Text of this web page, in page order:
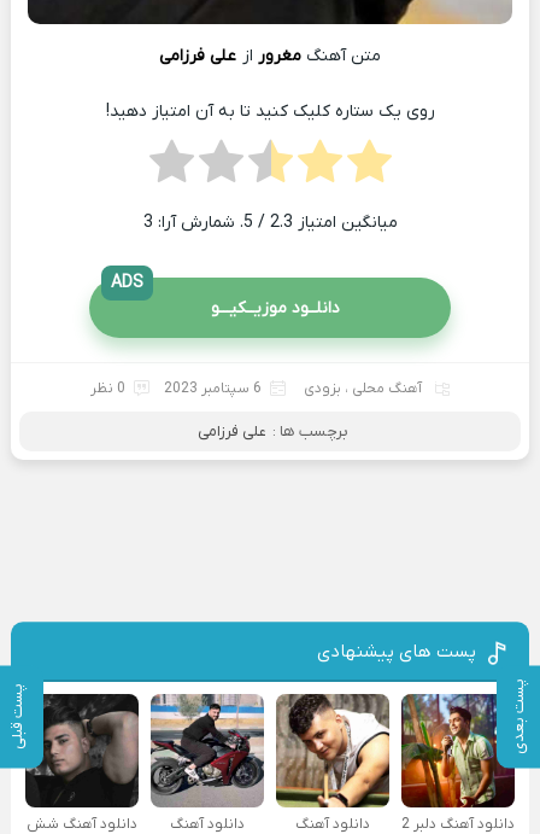
پست بعدی پست قبلی
متن آهنگ مغرور از علی فرزامی
روی یک ستاره کلیک کنید تا به آن امتیاز دهید!
میانگین امتیاز 2.3 / 5. شمارش آرا: 3
دانلــود موزیــکیـــو
ADS
آهنگ محلی ، بزودی 6 سپتامبر 2023 0 نظر
برچسب ها : علی فرزامی
پست های پیشنهادی
دانلود آهنگ دلبر 2
دانلود آهنگ
دانلود آهنگ
دانلود آهنگ شش